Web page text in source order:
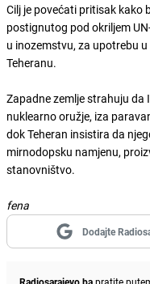
Cilj je povećati pritisak kako
postignutog pod okriljem
u inozemstvu, za upotrebu
Teheranu.
Zapadne zemlje strahuju
nuklearno oružje, iza
dok Teheran insistira da
mirnodopsku namjenu,
stanovništvo.
fena
Dodajte
Radiosarajevo.bapratite